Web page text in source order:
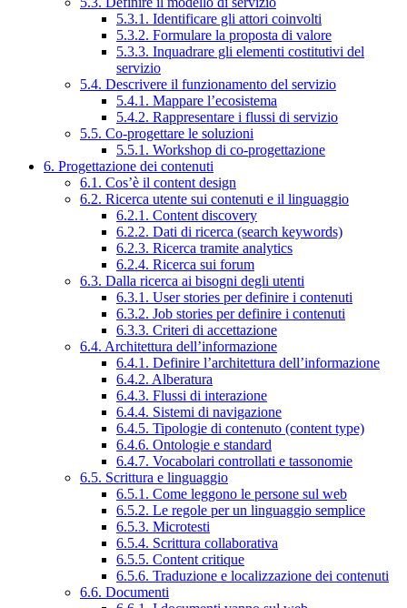
5.3.1. Identificare gli attori coinvolti
5.3.2. Formulare la proposta di valore
5.3.3. Inquadrare gli elementi costitutivi del
servizio
5.4. Descrivere il funzionamento del servizio
5.4.1. Mappare l’ecosistema
5.4.2. Rappresentare i flussi di servizio
5.5. Co-progettare le soluzioni
5.5.1. Workshop di co-progettazione
6. Progettazione dei contenuti
6.1. Cos’è il content design
6.2. Ricerca utente sui contenuti e il linguaggio
6.2.1. Content discovery
6.2.2. Dati di ricerca (search keywords)
6.2.3. Ricerca tramite analytics
6.2.4. Ricerca sui forum
6.3. Dalla ricerca ai bisogni degli utenti
6.3.1. User stories per definire i contenuti
6.3.2. Job stories per definire i contenuti
6.3.3. Criteri di accettazione
6.4. Architettura dell’informazione
6.4.1. Definire l’architettura dell’informazione
6.4.2. Alberatura
6.4.3. Flussi di interazione
6.4.4. Sistemi di navigazione
6.4.5. Tipologie di contenuto (content type)
6.4.6. Ontologie e standard
6.4.7. Vocabolari controllati e tassonomie
6.5. Scrittura e linguaggio
6.5.1. Come leggono le persone sul web
6.5.2. Le regole per un linguaggio semplice
6.5.3. Microtesti
6.5.4. Scrittura collaborativa
6.5.5. Content critique
6.5.6. Traduzione e localizzazione dei contenuti
6.6. Documenti